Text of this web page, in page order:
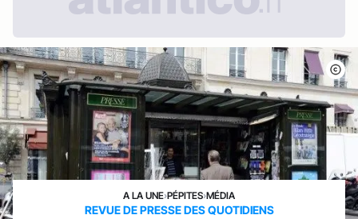
A LA UNE›PÉPITES›MÉDIA
REVUE DE PRESSE DES QUOTIDIENS